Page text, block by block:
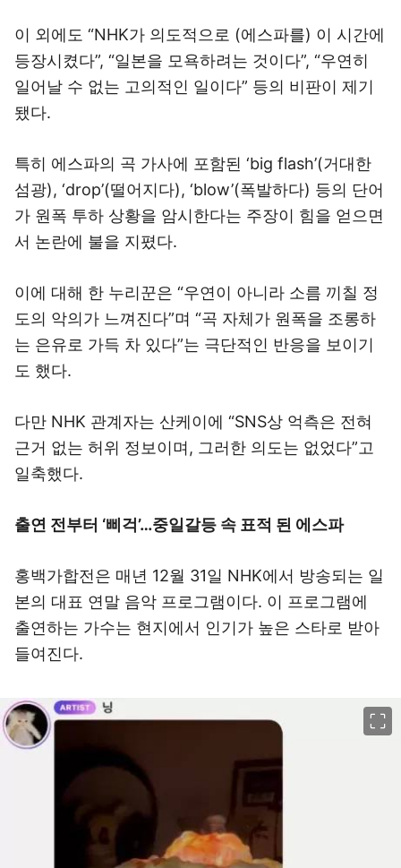
이 외에도 “NHK가 의도적으로 (에스파를) 이 시간에
등장시켰다”, “일본을 모욕하려는 것이다”, “우연히
일어날 수 없는 고의적인 일이다” 등의 비판이 제기
됐다.
특히 에스파의 곡 가사에 포함된 ‘big flash’(거대한
섬광), ‘drop’(떨어지다), ‘blow’(폭발하다) 등의 단어
가 원폭 투하 상황을 암시한다는 주장이 힘을 얻으면
서 논란에 불을 지폈다.
이에 대해 한 누리꾼은 “우연이 아니라 소름 끼칠 정
도의 악의가 느껴진다”며 “곡 자체가 원폭을 조롱하
는 은유로 가득 차 있다”는 극단적인 반응을 보이기
도 했다.
다만 NHK 관계자는 산케이에 “SNS상 억측은 전혀
근거 없는 허위 정보이며, 그러한 의도는 없었다”고
일축했다.
출연 전부터 ‘삐걱’…중일갈등 속 표적 된 에스파
홍백가합전은 매년 12월 31일 NHK에서 방송되는 일
본의 대표 연말 음악 프로그램이다. 이 프로그램에
출연하는 가수는 현지에서 인기가 높은 스타로 받아
들여진다.